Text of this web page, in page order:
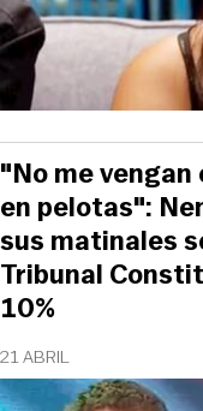
21 ABRIL
"No me vengan
en pelotas":
sus matinales
Tribunal
10%